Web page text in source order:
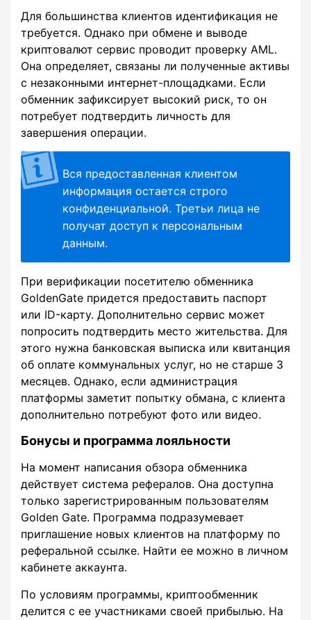
Для большинства клиентов идентификация не
требуется. Однако при обмене и выводе
криптовалют сервис проводит проверку AML.
Она определяет, связаны ли полученные активы
с незаконными интернет-площадками. Если
обменник зафиксирует высокий риск, то он
потребует подтвердить личность для
завершения операции.
Вся предоставленная клиентом
информация остается строго
конфиденциальной. Третьи лица не
получат доступ к персональным
данным.
При верификации посетителю обменника
GoldenGate придется предоставить паспорт
или ID-карту. Дополнительно сервис может
попросить подтвердить место жительства. Для
этого нужна банковская выписка или квитанция
об оплате коммунальных услуг, но не старше 3
месяцев. Однако, если администрация
платформы заметит попытку обмана, с клиента
дополнительно потребуют фото или видео.
Бонусы и программа лояльности
На момент написания обзора обменника
действует система рефералов. Она доступна
только зарегистрированным пользователям
Golden Gate. Программа подразумевает
приглашение новых клиентов на платформу по
реферальной ссылке. Найти ее можно в личном
кабинете аккаунта.
По условиям программы, криптообменник
делится с ее участниками своей прибылью. На